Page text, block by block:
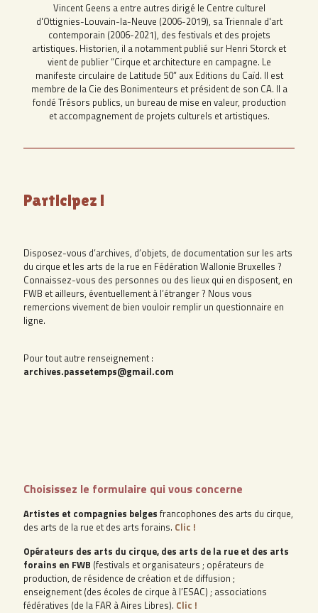
Vincent Geens a entre autres dirigé le Centre culturel
d'Ottignies-Louvain-la-Neuve (2006-2019), sa Triennale d'art
contemporain (2006-2021), des festivals et des projets
artistiques. Historien, il a notamment publié sur Henri Storck et
vient de publier “Cirque et architecture en campagne. Le
manifeste circulaire de Latitude 50” aux Editions du Caïd. Il est
membre de la Cie des Bonimenteurs et président de son CA. Il a
fondé Trésors publics, un bureau de mise en valeur, production
et accompagnement de projets culturels et artistiques.
Participez !
Disposez-vous d’archives, d’objets, de documentation sur les arts
du cirque et les arts de la rue en Fédération Wallonie Bruxelles ?
Connaissez-vous des personnes ou des lieux qui en disposent, en
FWB et ailleurs, éventuellement à l’étranger ? Nous vous
remercions vivement de bien vouloir remplir un questionnaire en
ligne.
Pour tout autre renseignement :
archives.passetemps@gmail.com
Choisissez le formulaire qui vous concerne
Artistes et compagnies belges francophones des arts du cirque,
des arts de la rue et des arts forains. Clic !
Opérateurs des arts du cirque, des arts de la rue et des arts
forains en FWB (festivals et organisateurs ; opérateurs de
production, de résidence de création et de diffusion ;
enseignement (des écoles de cirque à l’ESAC) ; associations
fédératives (de la FAR à Aires Libres). Clic !